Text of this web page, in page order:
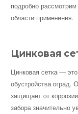
подробно
области применения.
Цинковая
Цинковая сетка —
обустройства оград.
защищает от
забора значительно